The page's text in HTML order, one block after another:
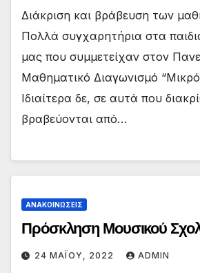
Διάκριση και βράβευση των
Πολλά συγχαρητήρια στα
μας που συμμετείχαν στον
Μαθηματικό Διαγωνισμό
Ιδιαίτερα δε, σε αυτά που
βραβεύονται από…
ΑΝΑΚΟΙΝΏΣΕΙΣ
Πρόσκληση Μουσικού
24 ΜΑΪ́ΟΥ, 2022 ADMIN